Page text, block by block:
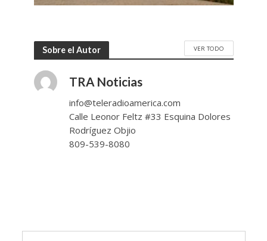
Sobre el Autor VER TODO
TRA Noticias
info@teleradioamerica.com
Calle Leonor Feltz #33 Esquina Dolores
Rodríguez Objio
809-539-8080